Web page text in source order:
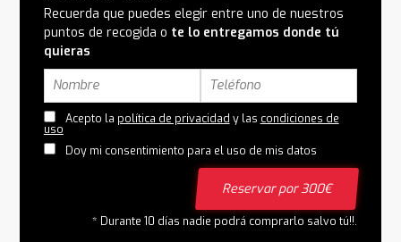
Recuerda que puedes elegir entre uno de nuestros
puntos de recogida o te lo entregamos donde tú
quieras
Acepto la política de privacidad y las condiciones de
uso
Doy mi consentimiento para el uso de mis datos
Reservar por 300€
* Durante 10 días nadie podrá comprarlo salvo tú!!.